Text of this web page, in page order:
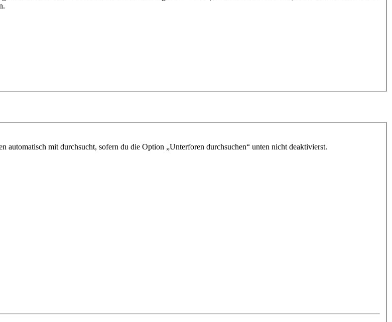
automatisch mit durchsucht, sofern du die Option „Unterforen durchsuchen“ unten nicht deaktivierst.